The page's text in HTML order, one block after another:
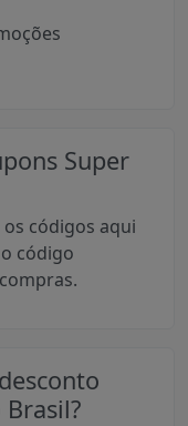
Super
códigos aqui
código